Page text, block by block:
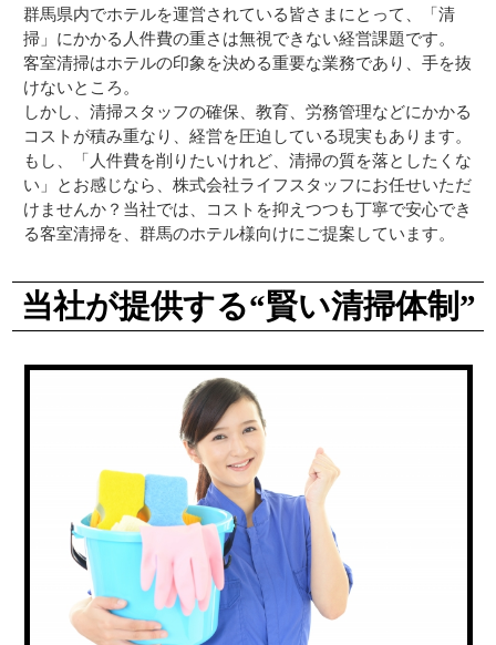
群馬県内でホテルを運営されている皆さまにとって、「清
掃」にかかる人件費の重さは無視できない経営課題です。
客室清掃はホテルの印象を決める重要な業務であり、手を抜
けないところ。
しかし、清掃スタッフの確保、教育、労務管理などにかかる
コストが積み重なり、経営を圧迫している現実もあります。
もし、「人件費を削りたいけれど、清掃の質を落としたくな
い」とお感じなら、株式会社ライフスタッフにお任せいただ
けませんか？当社では、コストを抑えつつも丁寧で安心でき
る客室清掃を、群馬のホテル様向けにご提案しています。
当社が提供する“賢い清掃体制”